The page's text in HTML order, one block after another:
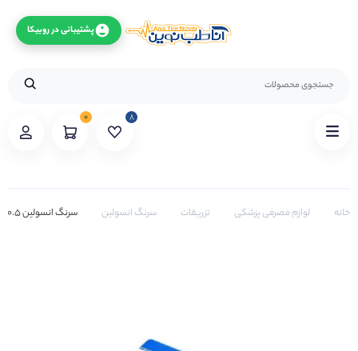
۰ ۸
خانه لوازم مصرفی پزشکی تزریقات سرنگ انسولین سرنگ انسولین 0.5 31G آوا
پشتیبانی در روبیکا